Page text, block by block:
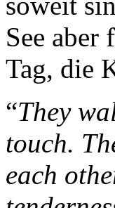
See aber
Tag, die
“They
touch.
each